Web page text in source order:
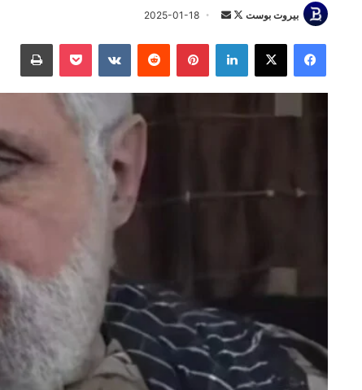
بيروت بوست
تابع
X
أرسل
إلكترونيا
2025-01-18
فيسبوك ‫X لينكدإن بينتيريست
‏Reddit
‏VKontakte
‫Pocket طباعة